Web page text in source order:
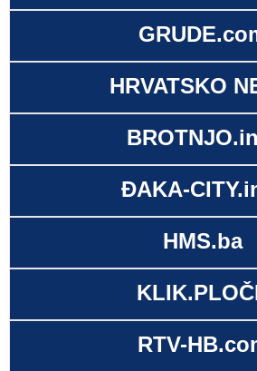
HRVATSKO
ĐAKA-
HMS.ba
RTV-